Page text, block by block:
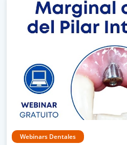
Webinars Dentales